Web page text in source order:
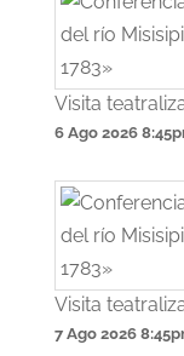
Visita
6 Ago 2026
Visita
7 Ago 2026